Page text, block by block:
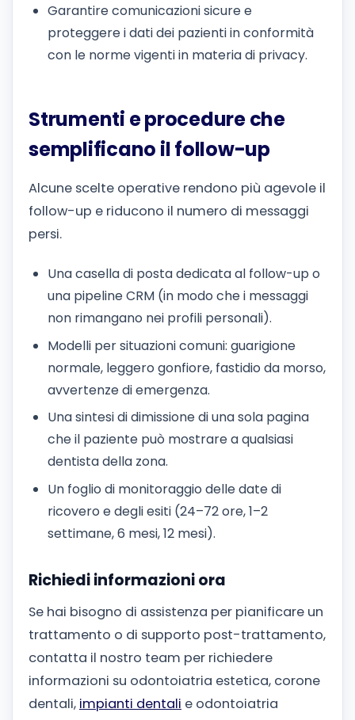
Garantire comunicazioni sicure e
proteggere i dati dei pazienti in conformità
con le norme vigenti in materia di privacy.
Strumenti e procedure che
semplificano il follow-up
Alcune scelte operative rendono più agevole il
follow-up e riducono il numero di messaggi
persi.
Una casella di posta dedicata al follow-up o
una pipeline CRM (in modo che i messaggi
non rimangano nei profili personali).
Modelli per situazioni comuni: guarigione
normale, leggero gonfiore, fastidio da morso,
avvertenze di emergenza.
Una sintesi di dimissione di una sola pagina
che il paziente può mostrare a qualsiasi
dentista della zona.
Un foglio di monitoraggio delle date di
ricovero e degli esiti (24–72 ore, 1–2
settimane, 6 mesi, 12 mesi).
Richiedi informazioni ora
Se hai bisogno di assistenza per pianificare un
trattamento o di supporto post-trattamento,
contatta il nostro team per richiedere
informazioni su odontoiatria estetica, corone
dentali, impianti dentali e odontoiatria